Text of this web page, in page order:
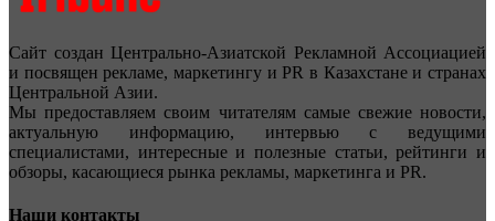
Сайт создан Центрально-Азиатской Рекламной Ассоциацией
и посвящен рекламе, маркетингу и PR в Казахстане и странах
Центральной Азии.
Мы предоставляем своим читателям самые свежие новости,
актуальную информацию, интервью с ведущими
специалистами, интересные и полезные статьи, рейтинги и
обзоры, касающиеся рынка рекламы, маркетинга и PR.
Наши контакты